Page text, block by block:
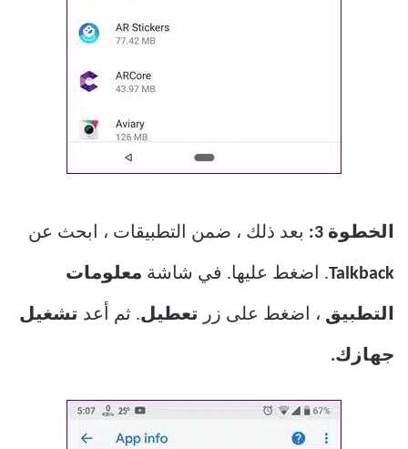
الخطوة 3: بعد ذلك ، ضمن التطبيقات ، ابحث عن
Talkback. اضغط عليها. في شاشة معلومات
التطبيق ، اضغط على زر تعطيل. ثم أعد تشغيل
جهازك.